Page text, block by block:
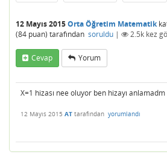
12 Mayıs 2015Orta Öğretim Matematik
(84 puan) tarafından soruldu | 2.5k kez
Cevap Yorum
X=1 hizası nee oluyor ben hizayı anlamadm
12 Mayıs 2015 AT tarafından yorumlandı